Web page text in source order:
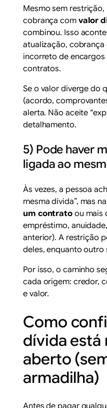
Mesmo sem
cobrança com valor
combinou. Isso
atualização,
incorreto de
contratos.
Se o valor diverge do
(acordo,
alerta. Não aceite
detalhamento.
5) Pode haver
ligada ao
Às vezes, a pessoa
mesma dívida”, mas
um contratoou mais
empréstimo,
anterior). A restrição
deles, enquanto outro
Por isso, o caminho
cada origem: credor,
e valor.
Como
dívida está
aberto
armadilha)
Antes de pagar